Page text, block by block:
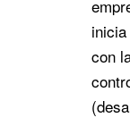
con